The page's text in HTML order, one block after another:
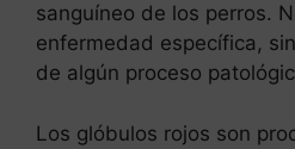
sanguíneo de los perros.
enfermedad específica,
de algún proceso
Los glóbulos rojos son